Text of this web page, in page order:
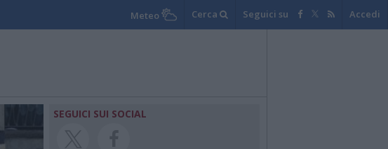
Meteo Cerca Seguici su Accedi
SEGUICI SUI SOCIAL